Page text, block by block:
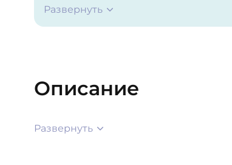
ракообразных и сои.
Развернуть
Описание
Развернуть